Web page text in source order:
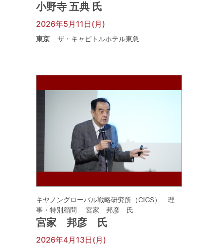
小野寺 五典 氏
2026年5月11日(月)
東京 ザ・キャピトルホテル東急
キヤノングローバル戦略研究所（CIGS） 理
事・特別顧問 宮家 邦彦 氏
宮家 邦彦 氏
2026年4月13日(月)